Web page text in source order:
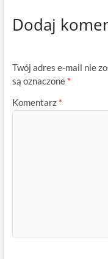
Dodaj
Twój adres e-mail nie
są oznaczone *
Komentarz *